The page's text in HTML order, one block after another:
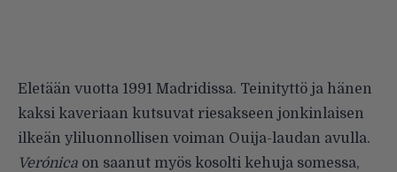
Eletään vuotta 1991 Madridissa. Teinityttö ja hänen
kaksi kaveriaan kutsuvat riesakseen jonkinlaisen
ilkeän yliluonnollisen voiman Ouija-laudan avulla.
Verónica on saanut myös kosolti kehuja somessa,